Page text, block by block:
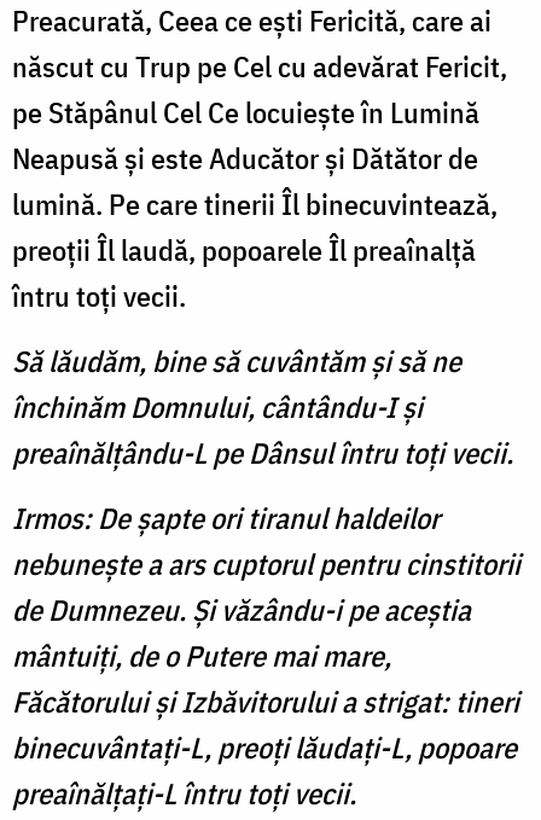
Preacurată, Ceea ce eşti Fericită, care ai
născut cu Trup pe Cel cu adevărat Fericit,
pe Stăpânul Cel Ce locuieşte în Lumină
Neapusă şi este Aducător şi Dătător de
lumină. Pe care tinerii Îl binecuvintează,
preoţii Îl laudă, popoarele Îl preaînalţă
întru toţi vecii.
Să lăudăm, bine să cuvântăm şi să ne
închinăm Domnului, cântându-I şi
preaînălţându-L pe Dânsul întru toţi vecii.
Irmos: De şapte ori tiranul haldeilor
nebuneşte a ars cuptorul pentru cinstitorii
de Dumnezeu. Şi văzându-i pe aceştia
mântuiţi, de o Putere mai mare,
Făcătorului şi Izbăvitorului a strigat: tineri
binecuvântaţi-L, preoţi lăudaţi-L, popoare
preaînălţaţi-L întru toţi vecii.